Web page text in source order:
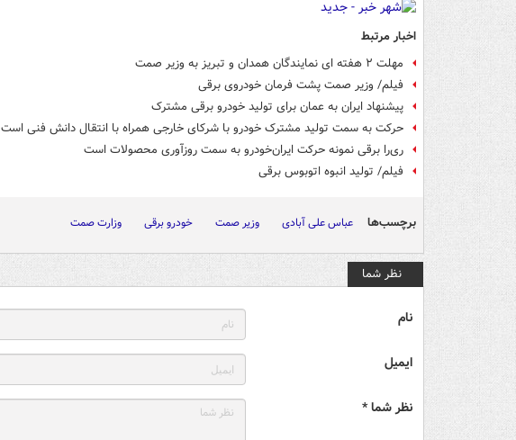
اخبار مرتبط
مهلت ۲ هفته ای نمایندگان همدان و تبریز به وزیر صمت
فیلم/ وزیر صمت پشت فرمان خودروی برقی
پیشنهاد ایران به عمان برای تولید خودرو برقی مشترک
حرکت به سمت تولید مشترک خودرو با شرکای خارجی همراه با انتقال دانش فنی است
ری‌را برقی نمونه حرکت ایران‌خودرو به سمت روزآوری محصولات است
فیلم/ تولید انبوه اتوبوس برقی
برچسب‌ها عباس علی آبادی وزیر صمت خودرو برقی وزارت صمت
نظر شما
نام
ایمیل
نظر شما *